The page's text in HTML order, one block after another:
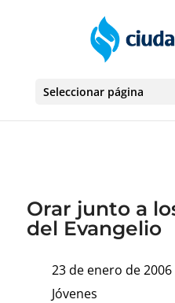
Seleccionar página
Orar junto a
del Evangelio
23 de enero de 2006
Jóvenes